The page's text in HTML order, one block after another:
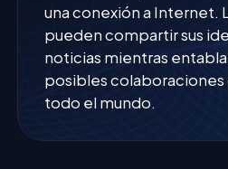
una conexión a Internet.
pueden compartir sus
noticias mientras
posibles colaboraciones
todo el mundo.